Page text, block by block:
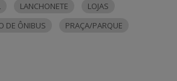
LANCHONETE
LOJAS
DE ÔNIBUS
PRAÇA/PARQUE